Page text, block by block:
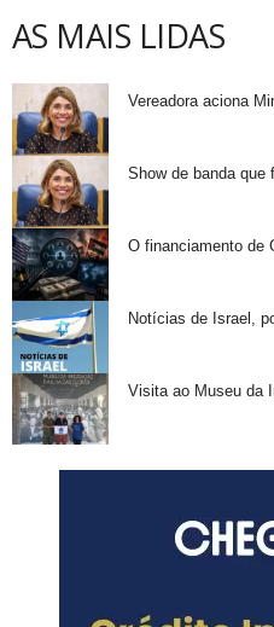
AS MAIS LIDAS
Vereadora aciona
Show de banda que
O financiamento de
Notícias de Israel,
Visita ao Museu da